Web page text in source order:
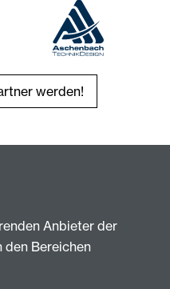
werden!
Anbieter der
den Bereichen